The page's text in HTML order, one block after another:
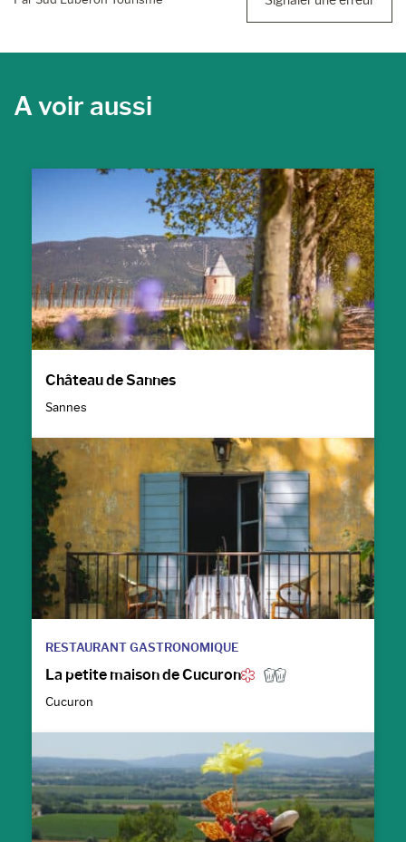
A voir aussi
Château de Sannes
Sannes
RESTAURANT GASTRONOMIQUE
La petite maison de Cucuron
Cucuron